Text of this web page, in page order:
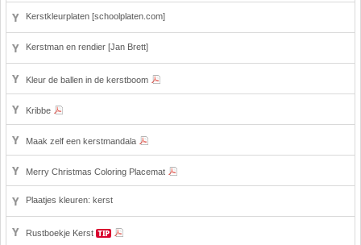
Kerstkleurplaten [schoolplaten.com]
Kerstman en rendier [Jan Brett]
Kleur de ballen in de kerstboom
Kribbe
Maak zelf een kerstmandala
Merry Christmas Coloring Placemat
Plaatjes kleuren: kerst
Rustboekje Kerst